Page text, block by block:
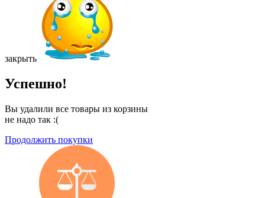
закрыть
Успешно!
Вы удалили все товары из корзины
не надо так :(
Продолжить покупки